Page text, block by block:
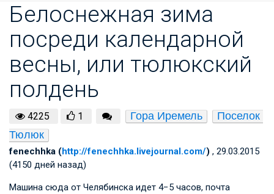
Белоснежная зима
посреди календарной
весны, или тюлюкский
полдень
4225 1 Гора Иремель
Поселок
Тюлюк
fenechhka (http://fenechhka.livejournal.com/) , 29.03.2015
(4150 дней назад)
Машина сюда от Челябинска идет 4−5 часов, почта